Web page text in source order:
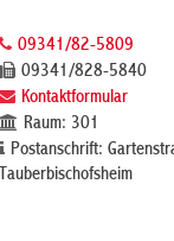
09341/82-5809
09341/828-5840
Kontaktformular
Raum: 301
Postanschrift:
Tauberbischofsheim